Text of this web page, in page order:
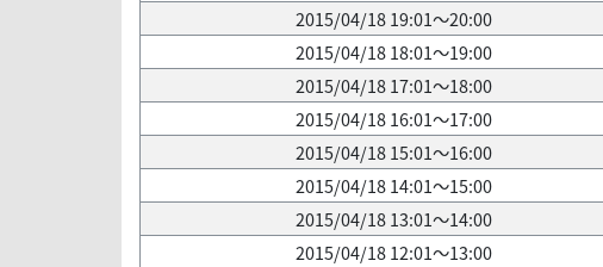
2015/04/18 19:01～20:00
2015/04/18 18:01～19:00
2015/04/18 17:01～18:00
2015/04/18 16:01～17:00
2015/04/18 15:01～16:00
2015/04/18 14:01～15:00
2015/04/18 13:01～14:00
2015/04/18 12:01～13:00